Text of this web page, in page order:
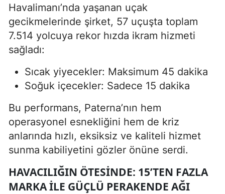
Havalimanı’nda yaşanan uçak
gecikmelerinde şirket, 57 uçuşta toplam
7.514 yolcuya rekor hızda ikram hizmeti
sağladı:
Sıcak yiyecekler: Maksimum 45 dakika
Soğuk içecekler: Sadece 15 dakika
Bu performans, Paterna’nın hem
operasyonel esnekliğini hem de kriz
anlarında hızlı, eksiksiz ve kaliteli hizmet
sunma kabiliyetini gözler önüne serdi.
HAVACILIĞIN ÖTESINDE: 15’TEN FAZLA
MARKA ILE GÜÇLÜ PERAKENDE AĞI